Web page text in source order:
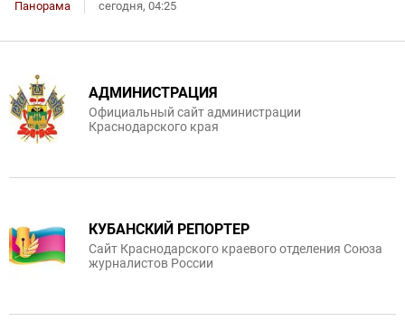
Панорама сегодня, 04:25
АДМИНИСТРАЦИЯ
Официальный сайт администрации
Краснодарского края
КУБАНСКИЙ РЕПОРТЕР
Сайт Краснодарского краевого отделения Союза
журналистов России